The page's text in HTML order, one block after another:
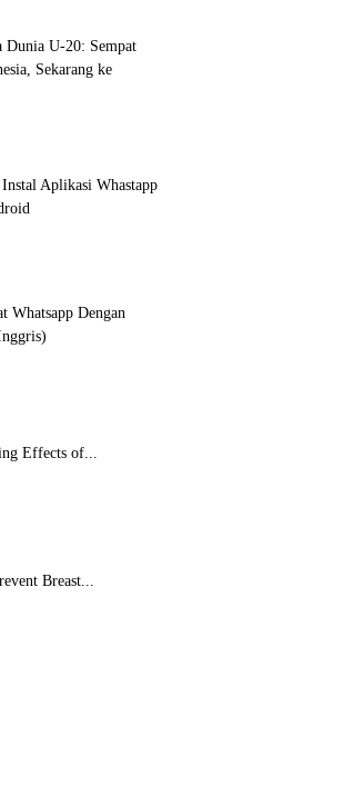
Dunia U-20: Sempat
Sekarang ke
Aplikasi Whastapp
Whatsapp Dengan
Effects of...
Breast...